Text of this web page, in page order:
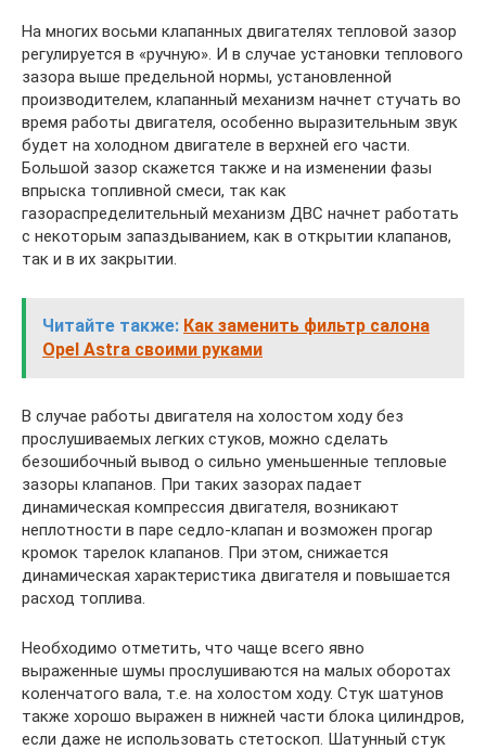
На многих восьми клапанных двигателях тепловой зазор
регулируется в «ручную». И в случае установки теплового
зазора выше предельной нормы, установленной
производителем, клапанный механизм начнет стучать во
время работы двигателя, особенно выразительным звук
будет на холодном двигателе в верхней его части.
Большой зазор скажется также и на изменении фазы
впрыска топливной смеси, так как
газораспределительный механизм ДВС начнет работать
с некоторым запаздыванием, как в открытии клапанов,
так и в их закрытии.
Читайте также: Как заменить фильтр салона
Opel Astra своими руками
В случае работы двигателя на холостом ходу без
прослушиваемых легких стуков, можно сделать
безошибочный вывод о сильно уменьшенные тепловые
зазоры клапанов. При таких зазорах падает
динамическая компрессия двигателя, возникают
неплотности в паре седло-клапан и возможен прогар
кромок тарелок клапанов. При этом, снижается
динамическая характеристика двигателя и повышается
расход топлива.
Необходимо отметить, что чаще всего явно
выраженные шумы прослушиваются на малых оборотах
коленчатого вала, т.е. на холостом ходу. Стук шатунов
также хорошо выражен в нижней части блока цилиндров,
если даже не использовать стетоскоп. Шатунный стук